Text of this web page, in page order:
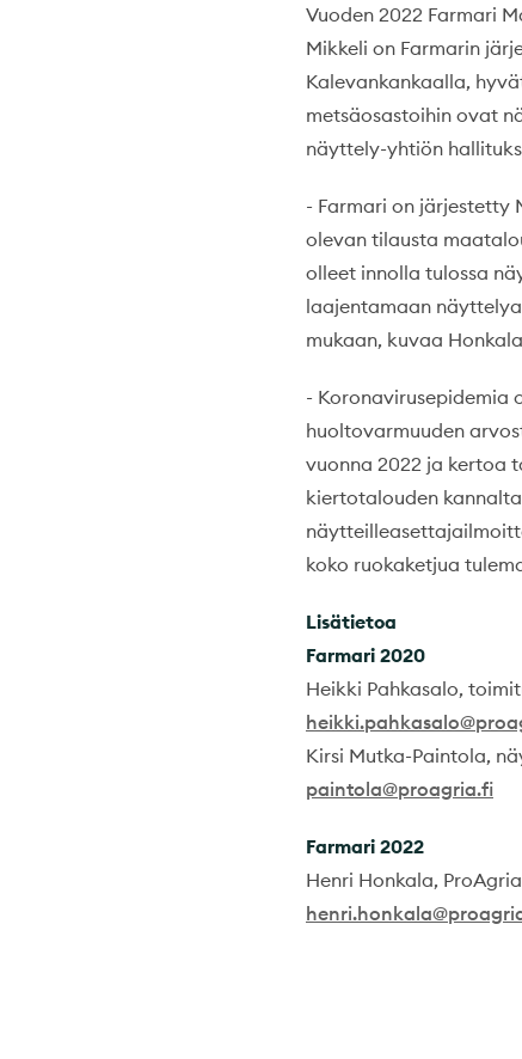
Vuoden 2022 Farmari
Mikkeli on Farmarin
Kalevankankaalla,
metsäosastoihin ovat
näyttely-yhtiön
- Farmari on järjestetty
olevan tilausta
olleet innolla tulossa
laajentamaan
mukaan, kuvaa
- Koronavirusepidemia
huoltovarmuuden
vuonna 2022 ja kertoa
kiertotalouden
koko ruokaketjua
Lisätietoa
Farmari 2020
Heikki Pahkasalo,
Kirsi Mutka-Paintola,
paintola@proagria.fi
Farmari 2022
Henri Honkala,